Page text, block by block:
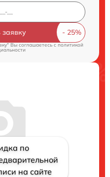
заявку
Вы соглашаетесь cполитикой
по
на сайте